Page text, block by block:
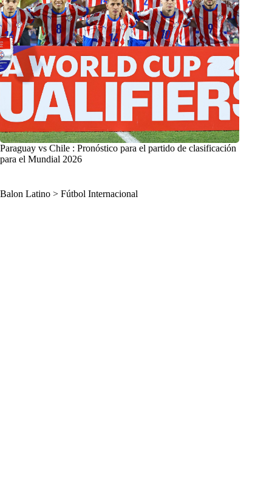
Paraguay vs Chile : Pronóstico para el partido de clasificación
para el Mundial 2026
Balon Latino > Fútbol Internacional